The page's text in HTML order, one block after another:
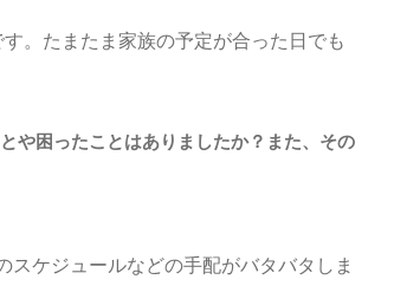
。たまたま家族の予定が合った日でも
や困ったことはありましたか？また、その
ケジュールなどの手配がバタバタしま